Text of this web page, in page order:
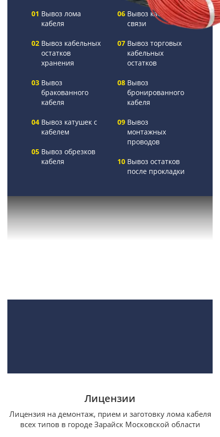
Вывоз лома
кабеля
Вывоз кабельных
остатков
хранения
Вывоз
бракованного
кабеля
Вывоз катушек с
кабелем
Вывоз обрезков
кабеля
Вывоз кабелей
связи
Вывоз торговых
кабельных
остатков
Вывоз
бронированного
кабеля
Вывоз
монтажных
проводов
Вывоз остатков
после прокладки
Лицензии
Лицензия на демонтаж, прием и заготовку лома кабеля
всех типов в городе Зарайск Московской области